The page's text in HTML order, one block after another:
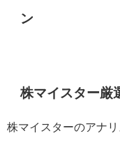
ン
株マイスター厳
株マイスターのアナ